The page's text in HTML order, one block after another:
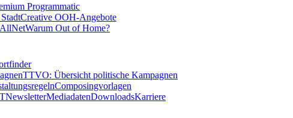
Programmatic
Creative OOH-Angebote
Warum Out of Home?
TTVO: Übersicht politische Kampagnen
Composingvorlagen
NewsletterMediadatenDownloadsKarriere